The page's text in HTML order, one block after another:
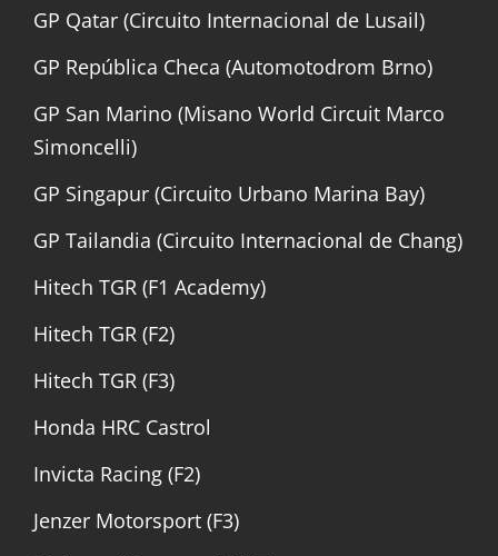
GP Qatar (Circuito Internacional de Lusail)
GP República Checa (Automotodrom Brno)
GP San Marino (Misano World Circuit Marco
Simoncelli)
GP Singapur (Circuito Urbano Marina Bay)
GP Tailandia (Circuito Internacional de Chang)
Hitech TGR (F1 Academy)
Hitech TGR (F2)
Hitech TGR (F3)
Honda HRC Castrol
Invicta Racing (F2)
Jenzer Motorsport (F3)